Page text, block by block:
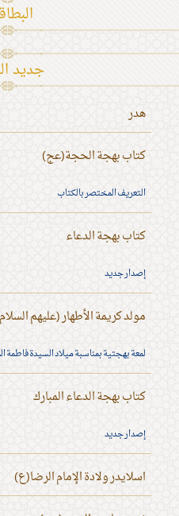
جديد
هدر
كتاب بهجة الحجة(عج)
التعريف المختصر بالكتاب
كتاب بهجة الدعاء
إصدار جديد
مولد كريمة الأطهار (عليهم
لمعة بهجتية بمناسبة ميلاد السيدة فاطمة
كتاب بهجة الدعاء المبارك
إصدار جديد
اسلايدر ولادة الإمام الرضا(ع)